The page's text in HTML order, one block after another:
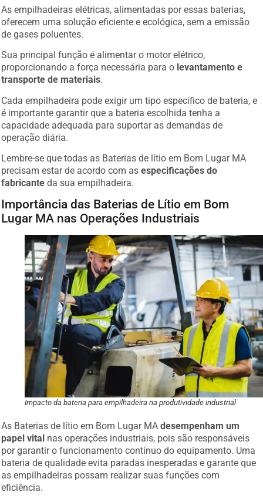
As empilhadeiras elétricas, alimentadas por essas baterias,
oferecem uma solução eficiente e ecológica, sem a emissão
de gases poluentes.
Sua principal função é alimentar o motor elétrico,
proporcionando a força necessária para o levantamento e
transporte de materiais
Cada empilhadeira pode exigir um tipo específico de bateria, e
é importante garantir que a bateria escolhida tenha a
capacidade adequada para suportar as demandas de
operação diária.
Lembre-se que todas as Baterias de lítio em Bom Lugar MA
precisam estar de acordo com as especificações do
fabricante da sua empilhadeira.
Importância das Baterias de Lítio em Bom
Lugar MA nas Operações Industriais
Impacto da bateria para empilhadeira na produtividade industrial
As Baterias de lítio em Bom Lugar MAdesempenham um
papel vital nas operações industriais, pois são responsáveis
por garantir o funcionamento contínuo do equipamento. Uma
bateria de qualidade evita paradas inesperadas e garante que
as empilhadeiras possam realizar suas funções com
eficiência.